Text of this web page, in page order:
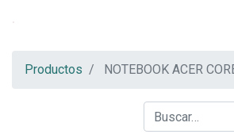
Productos NOTEBOOK ACER